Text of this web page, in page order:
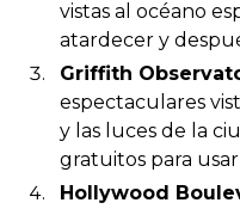
vistas al océano
atardecer y
Griffith
espectaculares
y las luces de la
gratuitos para
Hollywood